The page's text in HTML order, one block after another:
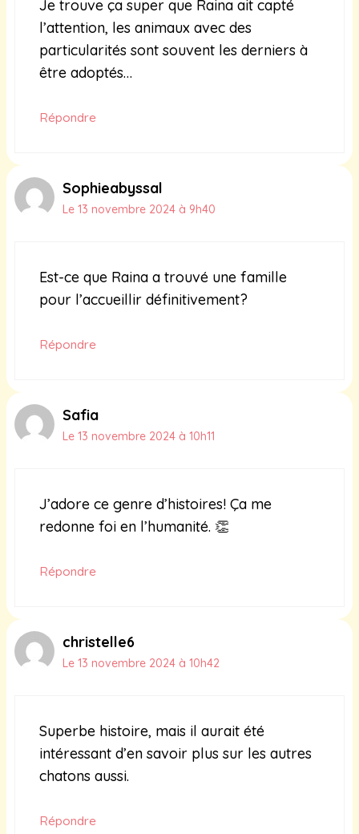
Je trouve ça super que Raina ait capté
l’attention, les animaux avec des
particularités sont souvent les derniers à
être adoptés…
Répondre
Sophieabyssal
Le 13 novembre 2024 à 9h40
Est-ce que Raina a trouvé une famille
pour l’accueillir définitivement?
Répondre
Safia
Le 13 novembre 2024 à 10h11
J’adore ce genre d’histoires! Ça me
redonne foi en l’humanité. 👏
Répondre
christelle6
Le 13 novembre 2024 à 10h42
Superbe histoire, mais il aurait été
intéressant d’en savoir plus sur les autres
chatons aussi.
Répondre